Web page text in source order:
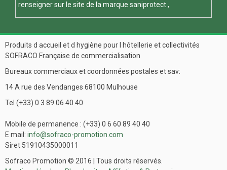
renseigner sur le site de la marque saniprotect,
Produits d accueil et d hygiène pour l hôtellerie et collectivités
SOFRACO Française de commercialisation
Bureaux commerciaux et coordonnées postales et sav:
14 A rue des Vendanges 68100 Mulhouse
Tel (+33) 0 3 89 06 40 40
Mobile de permanence : (+33) 0 6 60 89 40 40
E mail: info@sofraco-promotion.com
Siret 51910435000011
Sofraco Promotion © 2016 | Tous droits réservés.